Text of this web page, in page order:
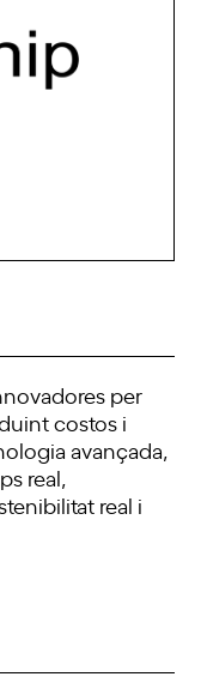
per
costos i
avançada,
real,
real i